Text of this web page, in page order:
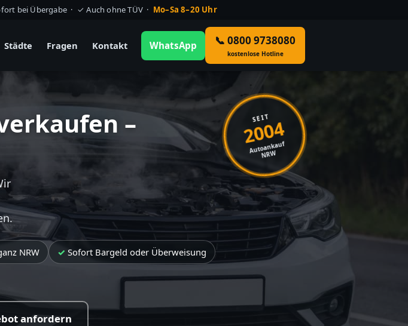
bei Übergabe · ✓ Auch ohne TÜV · Mo–Sa 8–20 Uhr
Städte Fragen Kontakt WhatsApp 📞 0800 9738080
kostenlose Hotline
SEIT
2004
Autoankauf
NRW
–
NRW
Sofort Bargeld oder Überweisung
anfordern